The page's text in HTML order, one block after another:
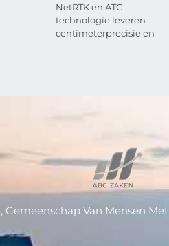
NetRTK en ATC–
technologie leveren
centimeterprecisie en
, Gemeenschap Van Mensen